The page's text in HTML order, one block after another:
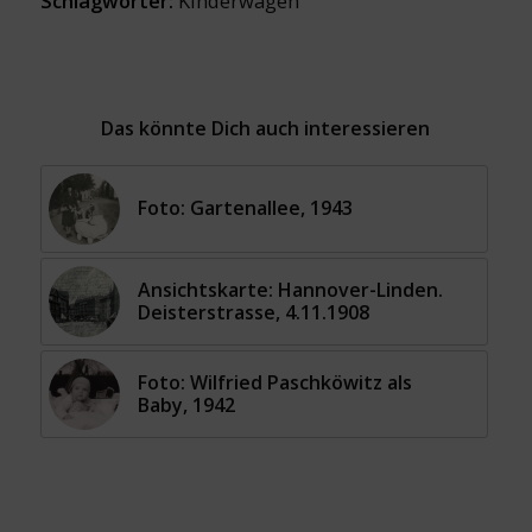
Das könnte Dich auch interessieren
Foto: Gartenallee, 1943
Ansichtskarte: Hannover-Linden.
Deisterstrasse, 4.11.1908
Foto: Wilfried Paschköwitz als
Baby, 1942